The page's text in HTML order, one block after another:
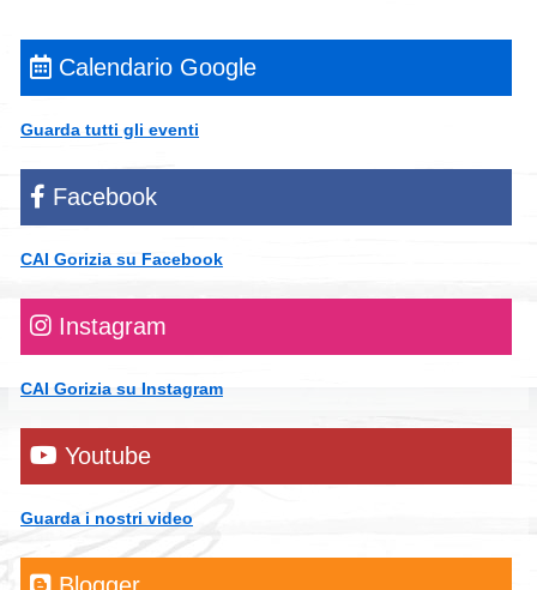
Calendario Google
Guarda tutti gli eventi
Facebook
CAI Gorizia su Facebook
Instagram
CAI Gorizia su Instagram
Youtube
Guarda i nostri video